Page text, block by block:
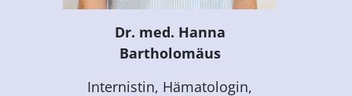
Dr. med. Hanna
Bartholomäus
Internistin, Hämatologin,